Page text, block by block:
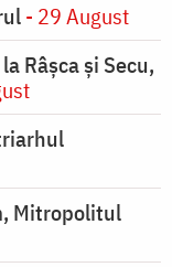
- 29 August
Râşca şi Secu,
Mitropolitul